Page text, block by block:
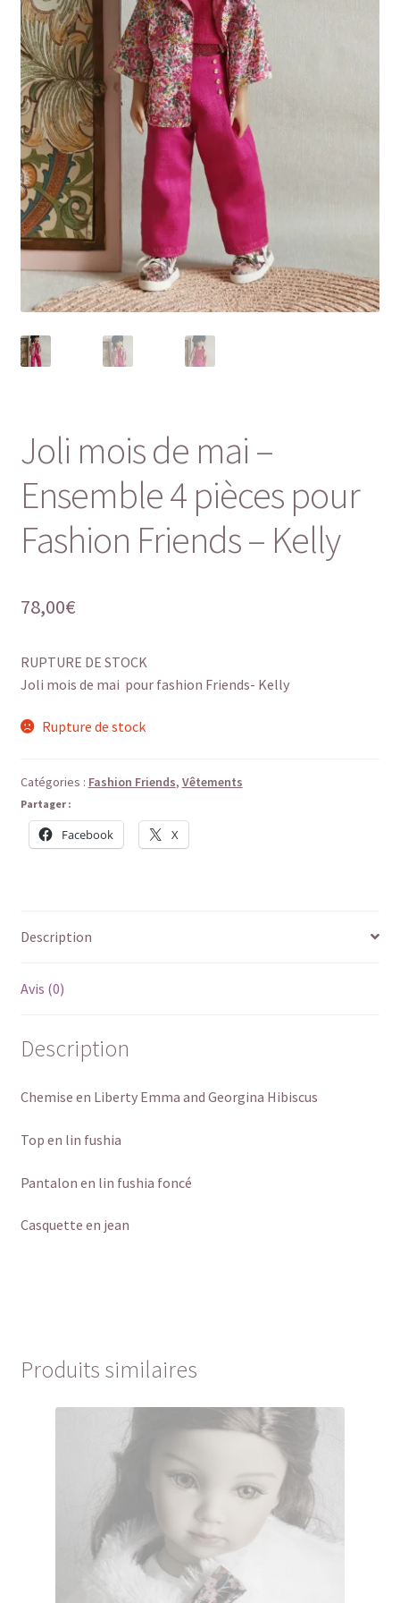
Panier
Politique de confidentialité
Politique de cookies (UE)
Validation de la commande
Joli mois de mai –
Ensemble 4 pièces pour
Fashion Friends – Kelly
78,00€
RUPTURE DE STOCK
Joli mois de mai pour fashion Friends- Kelly
Rupture de stock
Catégories : Fashion Friends, Vêtements
Partager :
Facebook X
Description
Avis (0)
Description
Chemise en Liberty Emma and Georgina Hibiscus
Top en lin fushia
Pantalon en lin fushia foncé
Casquette en jean
Produits similaires